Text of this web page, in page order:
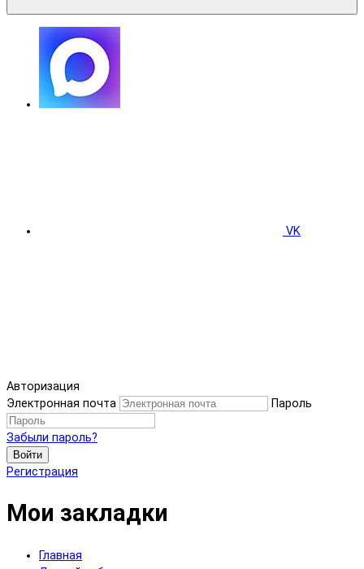
VK
Авторизация
Электронная почта
Пароль
Забыли пароль?
Войти
Регистрация
Мои закладки
Главная